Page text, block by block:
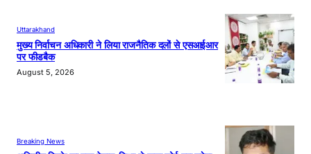
Uttarakhand
मुख्य निर्वाचन अधिकारी ने लिया राजनैतिक दलों से एसआईआर
पर फीडबैक
August 5, 2026
Breaking News